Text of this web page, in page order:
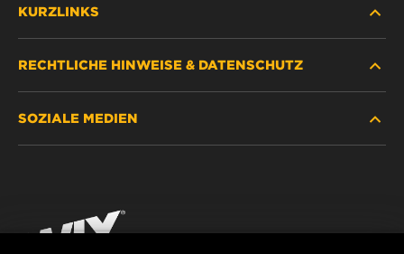
KURZLINKS
HÄNDLERSUCHE
KONTAKT
RECHTLICHE HINWEISE & DATENSCHUTZ
IMPRESSUM
SOZIALE MEDIEN
YouTube